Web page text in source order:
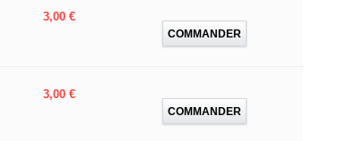
Prix
3,00 €
COMMANDER
Prix
3,00 €
COMMANDER